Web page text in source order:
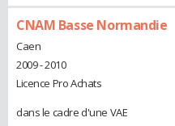
CNAM Basse Normandie
Caen
2009 - 2010
Licence Pro Achats
dans le cadre d'une VAE